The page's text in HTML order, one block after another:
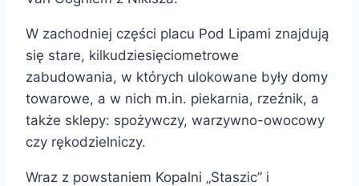
W zachodniej części placu Pod Lipami znajdują
się stare, kilkudziesięciometrowe
zabudowania, w których ulokowane były domy
towarowe, a w nich m.in. piekarnia, rzeźnik, a
także sklepy: spożywczy, warzywno-owocowy
czy rękodzielniczy.
Wraz z powstaniem Kopalni „Staszic” i